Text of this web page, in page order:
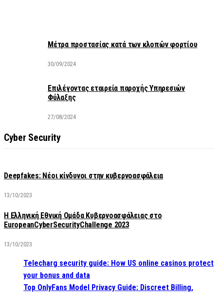
Μέτρα προστασίας κατά των κλοπών φορτίου
30/09/2024
Επιλέγοντας εταιρεία παροχής Υπηρεσιών
Φύλαξης
27/08/2024
Cyber Security
Deepfakes: Νέοι κίνδυνοι στην κυβερνοασφάλεια
13/10/2023
Η Ελληνική Εθνική Ομάδα Κυβερνοασφάλειας στο
EuropeanCyberSecurityChallenge 2023
13/10/2023
Telecharg security guide: How US online casinos protect
your bonus and data
Top OnlyFans Model Privacy Guide: Discreet Billing,